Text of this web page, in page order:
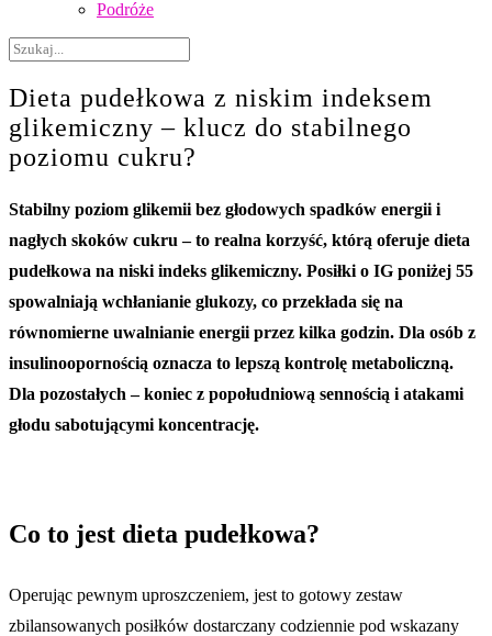
Podróże
Dieta pudełkowa z niskim indeksem
glikemiczny – klucz do stabilnego
poziomu cukru?
Stabilny poziom glikemii bez głodowych spadków energii i
nagłych skoków cukru – to realna korzyść, którą oferuje dieta
pudełkowa na niski indeks glikemiczny. Posiłki o IG poniżej 55
spowalniają wchłanianie glukozy, co przekłada się na
równomierne uwalnianie energii przez kilka godzin. Dla osób z
insulinoopornością oznacza to lepszą kontrolę metaboliczną.
Dla pozostałych – koniec z popołudniową sennością i atakami
głodu sabotującymi koncentrację.
Co to jest dieta pudełkowa?
Operując pewnym uproszczeniem, jest to gotowy zestaw
zbilansowanych posiłków dostarczany codziennie pod wskazany